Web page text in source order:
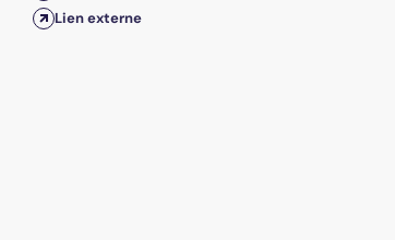
Lien externe